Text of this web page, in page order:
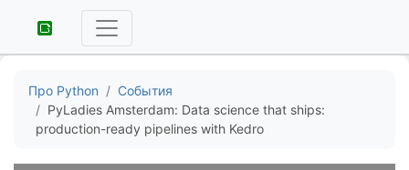
Про Python
События
PyLadies Amsterdam: Data science that ships:
production-ready pipelines with Kedro